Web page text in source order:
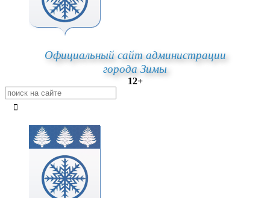
Официальный сайт администрации
города Зимы
12+